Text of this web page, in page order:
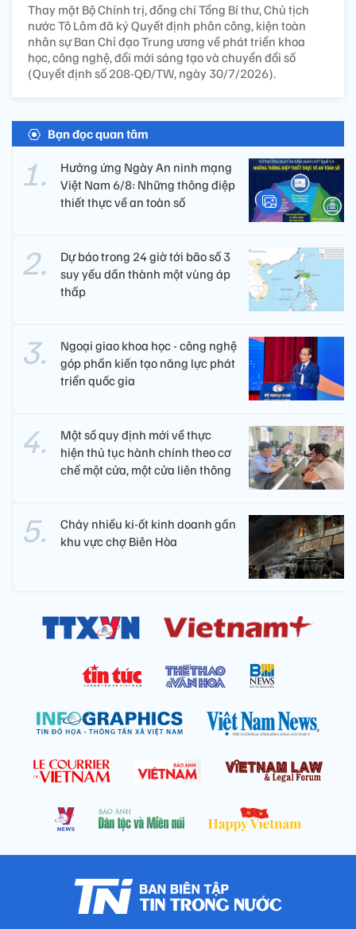
Thay mặt Bộ Chính trị, đồng chí Tổng Bí thư, Chủ tịch
nước Tô Lâm đã ký Quyết định phân công, kiện toàn
nhân sự Ban Chỉ đạo Trung ương về phát triển khoa
học, công nghệ, đổi mới sáng tạo và chuyển đổi số
(Quyết định số 208-QĐ/TW, ngày 30/7/2026).
Bạn đọc quan tâm
Hưởng ứng Ngày An ninh mạng
Việt Nam 6/8: Những thông điệp
thiết thực về an toàn số
Dự báo trong 24 giờ tới bão số 3
suy yếu dần thành một vùng áp
thấp
Ngoại giao khoa học - công nghệ
góp phần kiến tạo năng lực phát
triển quốc gia
Một số quy định mới về thực
hiện thủ tục hành chính theo cơ
chế một cửa, một cửa liên thông
Cháy nhiều ki-ốt kinh doanh gần
khu vực chợ Biên Hòa